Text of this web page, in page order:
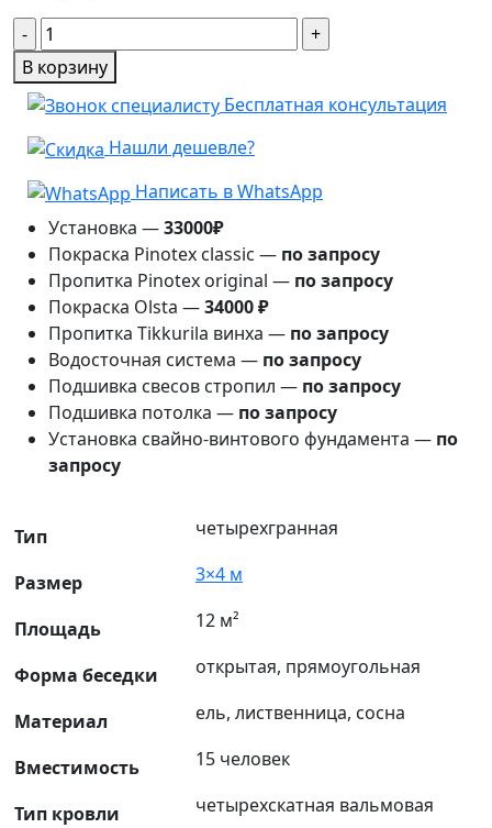
Количество
товара
Беседка
Японский
зодчий
3м×4м
В корзину
Бесплатная консультация
Нашли дешевле?
Написать в WhatsApp
Установка —33000₽
Покраска Pinotex classic — по запросу
Пропитка Pinotex original — по запросу
Покраска Olsta —34000 ₽
Пропитка Tikkurila винха — по запросу
Водосточная система — по запросу
Подшивка свесов стропил — по запросу
Подшивка потолка — по запросу
Установка свайно-винтового фундамента — по
запросу
Тип четырехгранная
Размер 3×4 м
Площадь 12 м²
Форма беседки открытая, прямоугольная
Материал ель, лиственница, сосна
Вместимость 15 человек
Тип кровли четырехскатная вальмовая